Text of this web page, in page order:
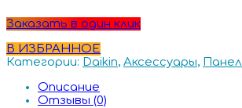
Заказать в один клик
В ИЗБРАННОЕ
Категории: Daikin, Аксессуары,
Описание
Отзывы (0)